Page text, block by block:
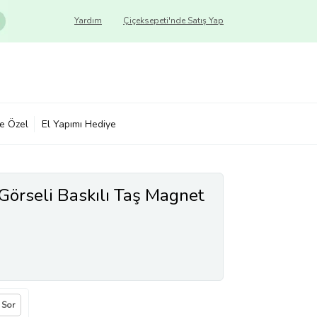
Çiçeksepeti'nde Satış Yap
Yardım
Özel El Yapımı Hediye
Baskılı Taş Magnet
Sor